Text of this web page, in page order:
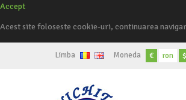
Accept
Acest site foloseste cookie-uri, continuarea
Limba Moneda € ron $